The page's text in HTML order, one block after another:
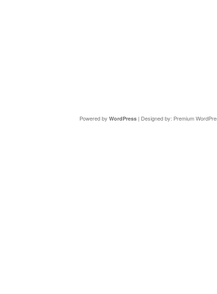
Powered by WordPress| Designed by: Premium